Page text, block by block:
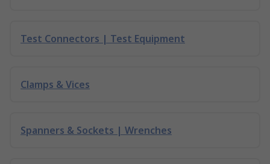
Test Connectors | Test Equipment
Clamps & Vices
Spanners & Sockets | Wrenches